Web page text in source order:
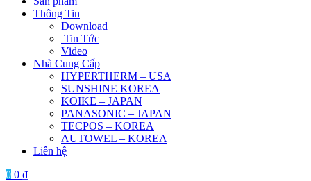
Thông Tin
Download
Tin Tức
Video
Nhà Cung Cấp
HYPERTHERM – USA
SUNSHINE KOREA
KOIKE – JAPAN
PANASONIC – JAPAN
TECPOS – KOREA
AUTOWEL – KOREA
Liên hệ
0 0 ₫